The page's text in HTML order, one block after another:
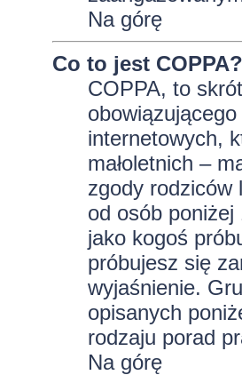
Na górę
Co to jest COPPA?
COPPA, to
internetowych,
małoletnich –
zgody rodziców
od osób
jako kogoś
próbujesz się
wyjaśnienie.
opisanych
rodzaju porad
Na górę